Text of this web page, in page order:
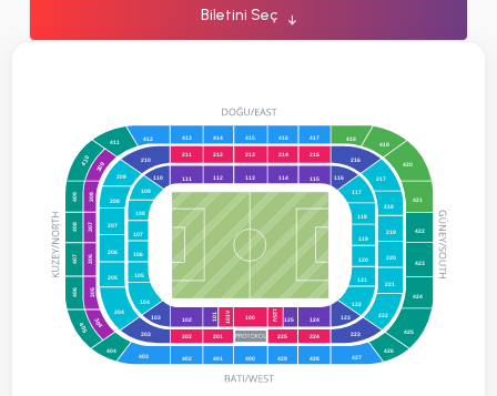
101V 100 125V
201
202
211 212 213 214 215
224
225
304
305
306
307
308
309
101
102
111 112 113 114 115
124
125
103
110 116
123
203
210 216
223
400
401
402
403
412 413 414 415 416 417
427
428
429
104
105
106
107
108
109 117
118
119
120
121
122
204
205
206
207
208
209 217
218
219
220
221
222
404
405
406
407
408
409
410
411
422
423
424
425
426
418
419
420
421
Biletini Seç ↓